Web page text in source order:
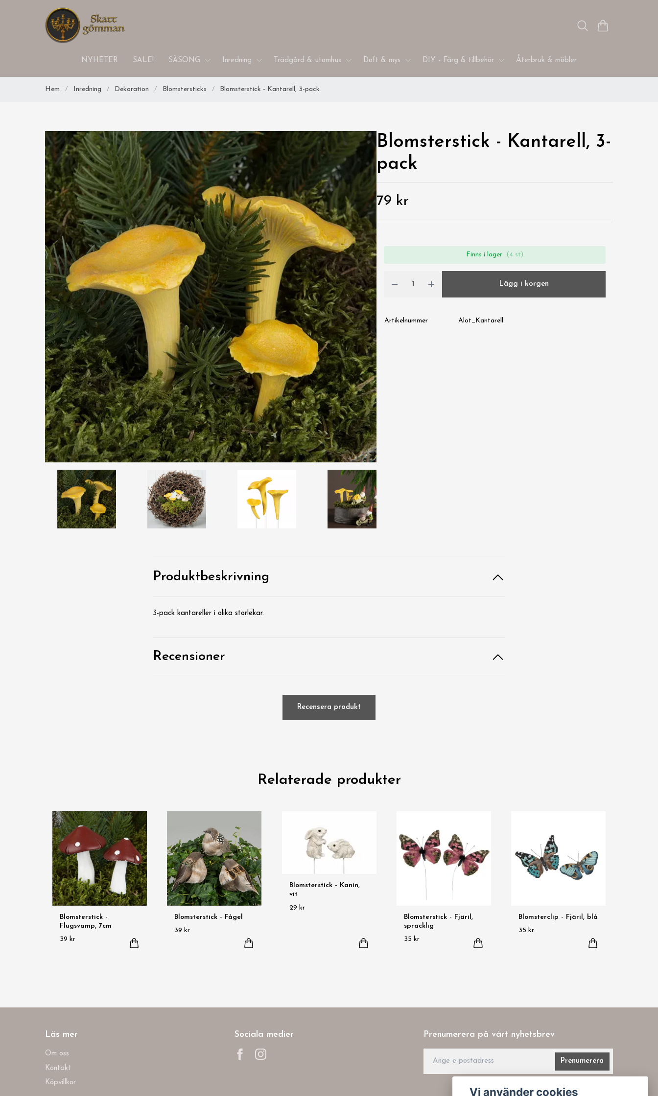
NYHETER SALE! SÄSONG Inredning Trädgård & utomhus Doft & mys DIY - Färg & tillbehör Återbruk & möbler
Hem / Inredning / Dekoration / Blomstersticks / Blomsterstick - Kantarell, 3-pack
Blomsterstick - Kantarell, 3-
pack
79 kr
Finns i lager (4 st)
Lägg i korgen
Artikelnummer Alot_Kantarell
Produktbeskrivning
3-pack kantareller i olika storlekar.
Recensioner
Recensera produkt
Relaterade produkter
Blomsterstick -
Flugsvamp, 7cm
39 kr
Blomsterstick - Fågel
39 kr
Blomsterstick - Kanin,
vit
29 kr
Blomsterstick - Fjäril,
spräcklig
35 kr
Blomsterclip - Fjäril, blå
35 kr
Läs mer
Om oss
Kontakt
Köpvillkor
Sociala medier Prenumerera på vårt nyhetsbrev
Prenumerera
Vi använder cookies